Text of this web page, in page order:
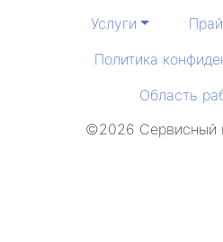
Услуги
Политика
Область
©2026 Сервисный